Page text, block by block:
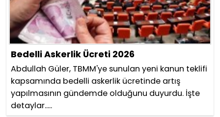
Bedelli Askerlik Ücreti 2026
Abdullah Güler, TBMM'ye sunulan yeni kanun teklifi
kapsamında bedelli askerlik ücretinde artış
yapılmasının gündemde olduğunu duyurdu. İşte
detaylar.....